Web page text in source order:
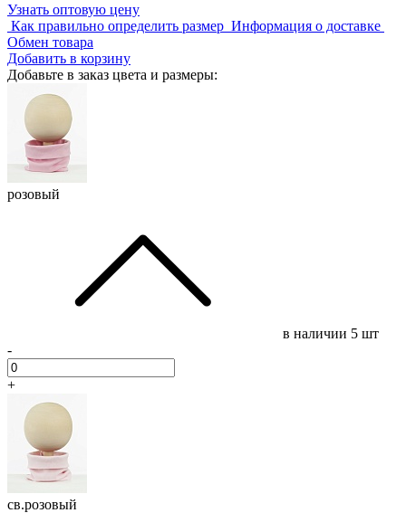
Узнать оптовую цену
Как правильно определить размер Информация о доставке
Обмен товара
Добавить в корзину
Добавьте в заказ цвета и размеры:
розовый
в наличии 5 шт
-
+
св.розовый